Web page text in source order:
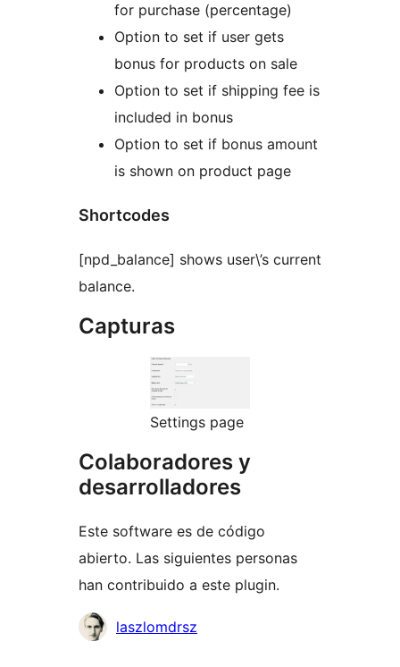
for purchase (percentage)
Option to set if user gets
bonus for products on sale
Option to set if shipping fee is
included in bonus
Option to set if bonus amount
is shown on product page
Shortcodes
[npd_balance] shows user\’s current
balance.
Capturas
Settings page
Colaboradores y
desarrolladores
Este software es de código
abierto. Las siguientes personas
han contribuido a este plugin.
Colaboradores
laszlomdrsz